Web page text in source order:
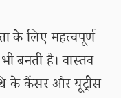
के लिए महत्वपूर्ण
बनती है। वास्तव
के कैंसर और यूट्रीस